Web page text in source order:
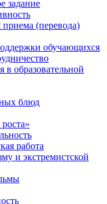
задание
(перевода)
обучающихся
в образовательной
блюд
работа
и экстремистской